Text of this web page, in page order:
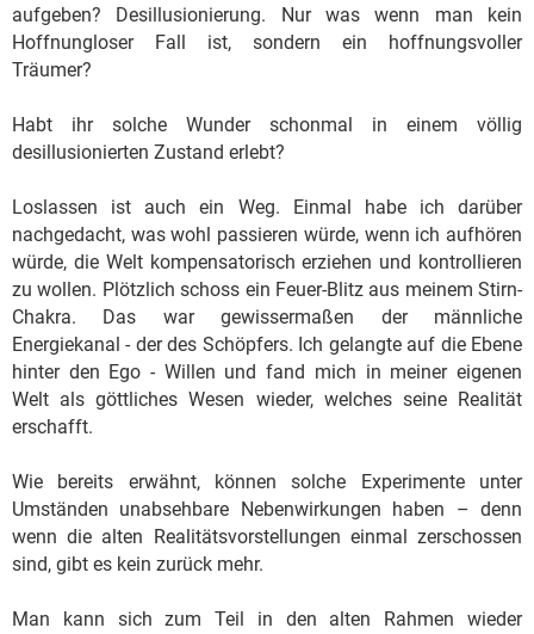
aufgeben? Desillusionierung. Nur was wenn man kein
Hoffnungloser Fall ist, sondern ein hoffnungsvoller
Träumer?
Habt ihr solche Wunder schonmal in einem völlig
desillusionierten Zustand erlebt?
Loslassen ist auch ein Weg. Einmal habe ich darüber
nachgedacht, was wohl passieren würde, wenn ich aufhören
würde, die Welt kompensatorisch erziehen und kontrollieren
zu wollen. Plötzlich schoss ein Feuer-Blitz aus meinem Stirn-
Chakra. Das war gewissermaßen der männliche
Energiekanal - der des Schöpfers. Ich gelangte auf die Ebene
hinter den Ego - Willen und fand mich in meiner eigenen
Welt als göttliches Wesen wieder, welches seine Realität
erschafft.
Wie bereits erwähnt, können solche Experimente unter
Umständen unabsehbare Nebenwirkungen haben – denn
wenn die alten Realitätsvorstellungen einmal zerschossen
sind, gibt es kein zurück mehr.
Man kann sich zum Teil in den alten Rahmen wieder